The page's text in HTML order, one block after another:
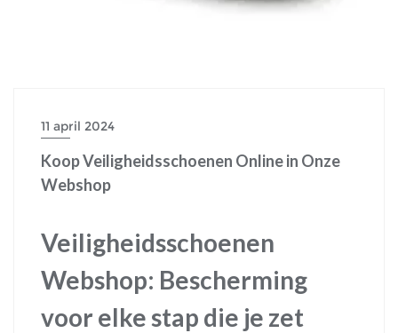
11 april 2024
Koop Veiligheidsschoenen Online in Onze
Webshop
Veiligheidsschoenen
Webshop: Bescherming
voor elke stap die je zet